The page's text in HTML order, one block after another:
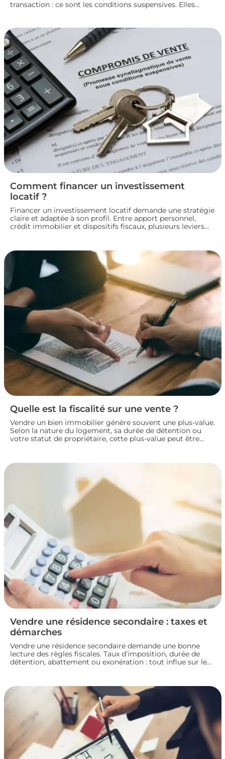
transaction : ce sont les conditions suspensives. Elles
parties jusqu’à la réalisation du projet immobilier. Nous
faisons le point sur leur fonctionnement et leur rôle dans
le bon déroulement d’une transaction immobilière.
Comment financer un investissement
locatif ?
Financer un investissement locatif demande une stratégie
claire et adaptée à son profil. Entre apport personnel,
crédit immobilier et dispositifs fiscaux, plusieurs leviers
solutions pour construire un plan de financement solide
et lancer son investissement locatif dans de bonnes
conditions.
Quelle est la fiscalité sur une vente ?
Vendre un bien immobilier génère souvent une plus-value.
Selon la nature du logement, sa durée de détention ou
votre statut de propriétaire, cette plus-value peut être
exonérations et démarches à connaître avant de signer
Vendre une résidence secondaire : taxes et
démarches
Vendre une résidence secondaire demande une bonne
lecture des règles fiscales. Taux d’imposition, durée de
détention, abattement ou exonération : tout influe sur le
les meilleures conditions. Zoom sur les démarches et les
taxes à connaître avant de se lancer.